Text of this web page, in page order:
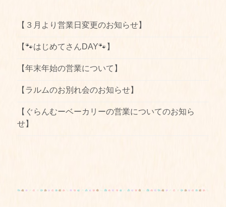
【３月より営業日変更のお知らせ】
【🐾はじめてさんDAY🐾】
【年末年始の営業について】
【ラルムのお別れ会のお知らせ】
【ぐらんむーベーカリーの営業についてのお知ら
せ】